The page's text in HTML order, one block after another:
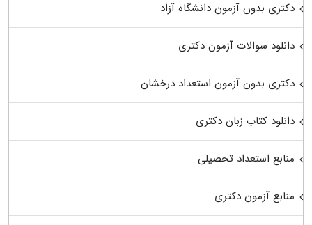
دکتری بدون آزمون دانشگاه آزاد
دانلود سوالات آزمون دکتری
دکتری بدون آزمون استعداد درخشان
دانلود کتاب زبان دکتری
منابع استعداد تحصیلی
منابع آزمون دکتری